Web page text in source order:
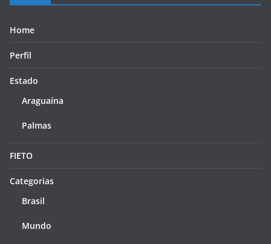
Home
Perfil
Estado
Araguaína
Palmas
FIETO
Categorias
Brasil
Mundo